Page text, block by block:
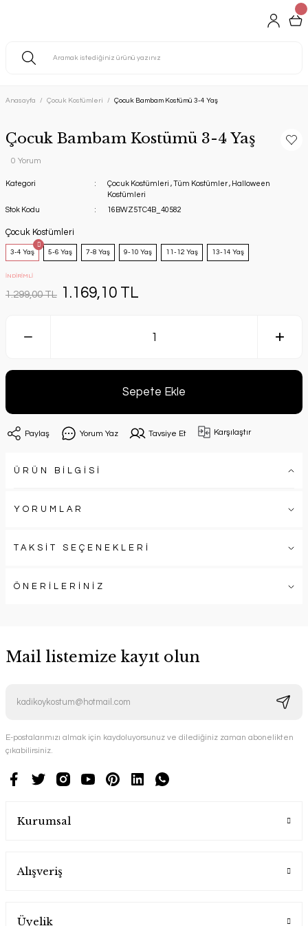
Anasayfa Çocuk Kostümleri Çocuk Bambam Kostümü 3-4 Yaş
Çocuk Bambam Kostümü 3-4 Yaş
0 Yorum
Kategori Çocuk Kostümleri ,Tüm Kostümler , Halloween
Kostümleri
Stok Kodu
16BWZ5TC4B_40582
Çocuk Kostümleri
3-4 Yaş 5-6 Yaş 7-8 Yaş 9-10 Yaş 11-12 Yaş 13-14 Yaş
İNDİRİMLİ
1.299,00 TL 1.169,10 TL
Sepete Ekle
Paylaş Yorum Yaz Tavsiye Et Karşılaştır
ÜRÜN BİLGİSİ
YORUMLAR
TAKSİT SEÇENEKLERİ
ÖNERİLERİNİZ
Mail listemize kayıt olun
E-postalarımızı almak için kaydoluyorsunuz ve dilediğiniz zaman abonelikten
çıkabilirsiniz.
Kurumsal
Alışveriş
Üyelik